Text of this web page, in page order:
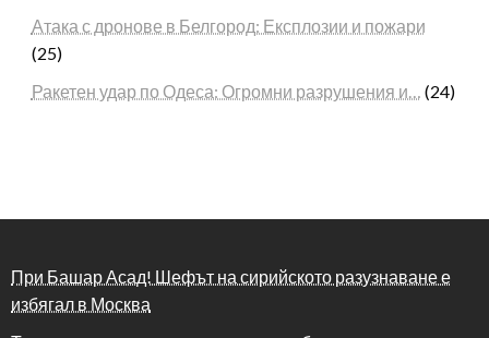
Атака с дронове в Белгород: Експлозии и пожари
(25)
Ракетен удар по Одеса: Огромни разрушения и… (24)
При Башар Асад! Шефът на сирийското разузнаване е
избягал в Москва